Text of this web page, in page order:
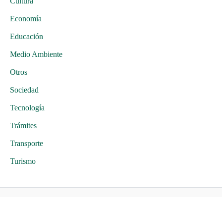
Economía
Educación
Medio Ambiente
Otros
Sociedad
Tecnología
Trámites
Transporte
Turismo